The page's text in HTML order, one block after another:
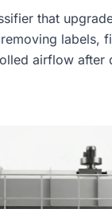
that
labels,
airflow after